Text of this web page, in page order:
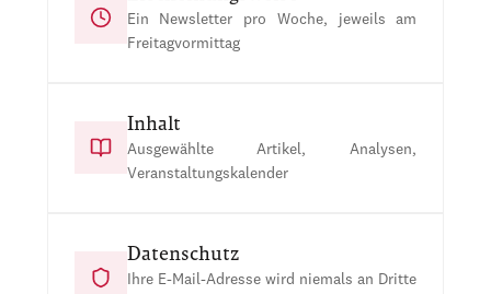
Ein Newsletter pro Woche, jeweils am
Freitagvormittag
Inhalt
Ausgewählte Artikel, Analysen,
Veranstaltungskalender
Datenschutz
Ihre E-Mail-Adresse wird niemals an Dritte